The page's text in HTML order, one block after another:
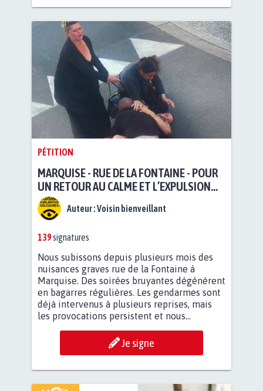
PÉTITION
MARQUISE - RUE DE LA FONTAINE - POUR
UN RETOUR AU CALME ET L’EXPULSION
DES LOCATAIRES DU 6
Auteur :Voisin bienveillant
139signatures
Nous subissons depuis plusieurs mois des
nuisances graves rue de la Fontaine à
Marquise. Des soirées bruyantes dégénèrent
en bagarres régulières. Les gendarmes sont
déjà intervenus à plusieurs reprises, mais
les provocations persistent et nous...
Je signe